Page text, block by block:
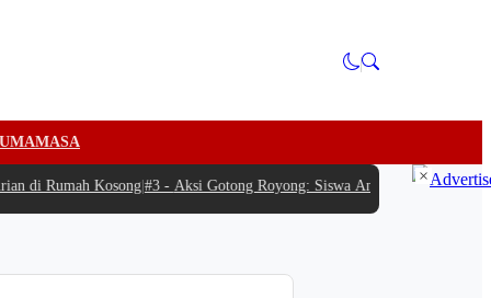
MAMASA
di Rumah Kosong|#3 -Aksi Gotong Royong: Siswa Antusias Bantu SPPG
×